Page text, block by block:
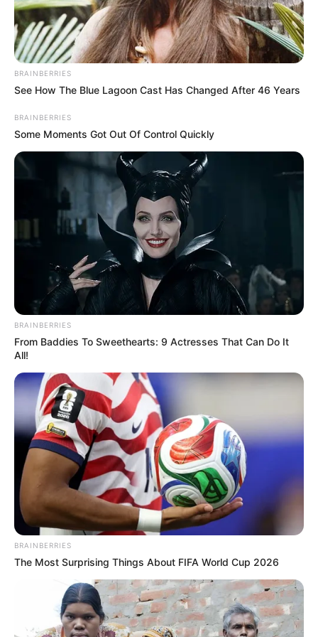
Pénteken Szenegál fővárosának, Dakar utcáit több
mint 40 báb zebra, gnú, majom, zsiráf és babuin
töltötte meg, ahogy a város egyik legforgalmasabb
negyedén, Médinán keresztül szaladgálnak, ahol
találkoznak a Belgiumban született, Szenegálban
élő Fabrice Monteiro alkotásával, aki nagy léptékű
szobroiról ismert. Szombaton a bábok egy
területén. Az első állatbábokat az Ukwanda
Puppetry and Designs Art Collective készítette a
dél-afrikai Fokvárosban újrahasznosított
anyagokból, de minden egyes helyszínen a helyi
önkénteseket arra tanítják, hogyan készíthetik el
saját állataikat az Ukwanda által biztosított
prototípusok alapján. A projekt már most hatalmas
érdeklődést vonzott az emberek részéről, akik
szeretnének részt venni benne. Dakaron több mint
300 művész jelentkezett a 80 művész és bábkísérő
szerepére. A projekt során körülbelül 2 000 ember
fog részt venni a bábok készítésében.
„Az ötlet az, hogy folyamatosan migrálunk egy
folyamatosan fejlődő, növekvő állatcsapattal” –
BRAINBERRIES
See How The Blue Lagoon Cast Has Changed After 46 Years
BRAINBERRIES
Some Moments Got Out Of Control Quickly
BRAINBERRIES
From Baddies To Sweethearts: 9 Actresses That Can Do It
All!
BRAINBERRIES
The Most Surprising Things About FIFA World Cup 2026